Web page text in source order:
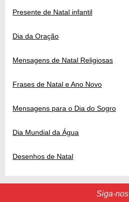
Presente de Natal infantil
Dia da Oração
Mensagens de Natal Religiosas
Frases de Natal e Ano Novo
Mensagens para o Dia do Sogro
Dia Mundial da Água
Desenhos de Natal
Siga-nos